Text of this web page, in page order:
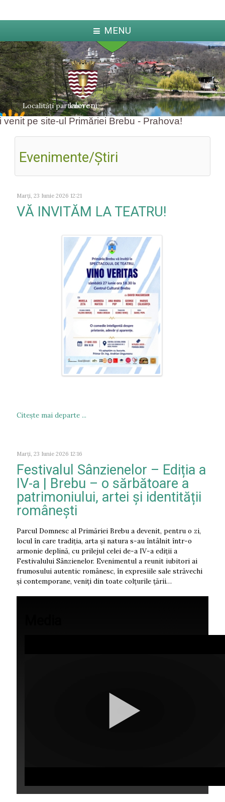
MENU
Localități partenere
Ialoveni
pe site-ul Primăriei Brebu - Prahova!
Evenimente/Ştiri
Marți, 23 Iunie 2026 12:21
VĂ INVITĂM LA TEATRU!
Citeşte mai departe ...
Marți, 23 Iunie 2026 12:16
Festivalul Sânzienelor – Ediția a
IV-a | Brebu – o sărbătoare a
patrimoniului, artei și identității
românești
Parcul Domnesc al Primăriei Brebu a devenit, pentru o zi,
locul în care tradiția, arta și natura s-au întâlnit într-o
armonie deplină, cu prilejul celei de-a IV-a ediții a
Festivalului Sânzienelor. Evenimentul a reunit iubitori ai
frumosului autentic românesc, în expresiile sale străvechi
și contemporane, veniți din toate colțurile țării…